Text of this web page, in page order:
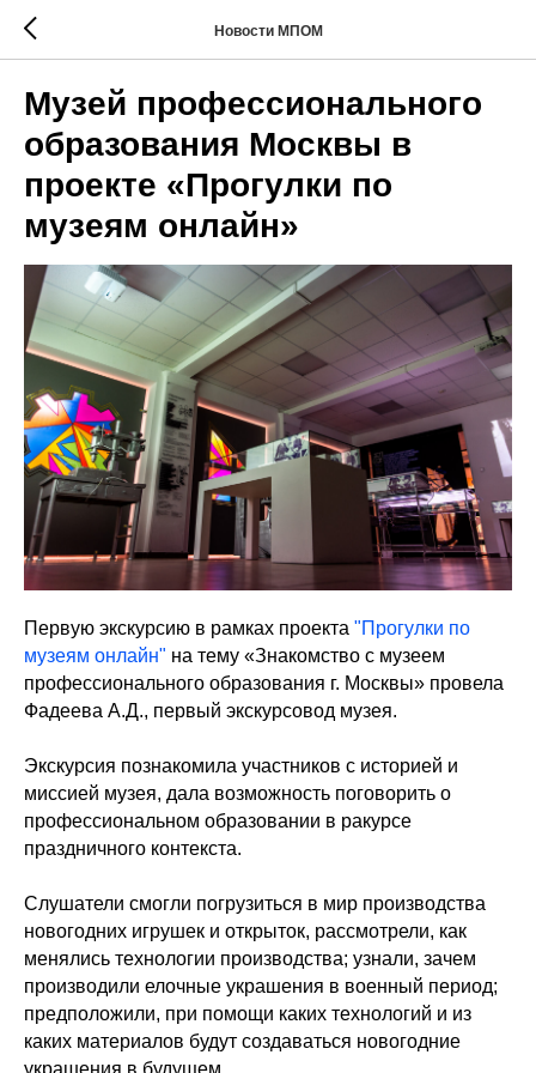
Новости МПОМ
Музей профессионального
образования Москвы в
проекте «Прогулки по
музеям онлайн»
Первую экскурсию в рамках проекта "Прогулки по
музеям онлайн" на тему «Знакомство с музеем
профессионального образования г. Москвы» провела
Фадеева А.Д., первый экскурсовод музея.
Экскурсия познакомила участников с историей и
миссией музея, дала возможность поговорить о
профессиональном образовании в ракурсе
праздничного контекста.
Слушатели смогли погрузиться в мир производства
новогодних игрушек и открыток, рассмотрели, как
менялись технологии производства; узнали, зачем
производили елочные украшения в военный период;
предположили, при помощи каких технологий и из
каких материалов будут создаваться новогодние